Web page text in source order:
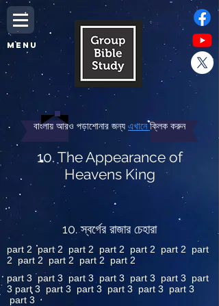
MENU
বাংলায় আরও পড়াশোনার জন্য এখানেক্লিক করুন
10. The Appearance of
Heavens King
10. স্বর্গের রাজার চেহারা
part 2 part 2 part 2 part 2 part 2 part 2 part
2 part 2 part 2 part 2 part 2
part 3 part 3 part 3 part 3 part 3 part 3 part
3 part 3 part 3 part 3 part 3 part 3 part 3
part 3